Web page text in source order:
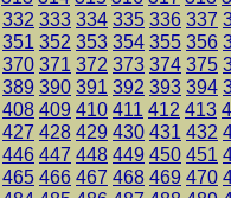
332 333 334 335 336 337
351 352 353 354 355 356
370 371 372 373 374 375
389 390 391 392 393 394
408 409 410 411 412 413
427 428 429 430 431 432
446 447 448 449 450 451
465 466 467 468 469 470